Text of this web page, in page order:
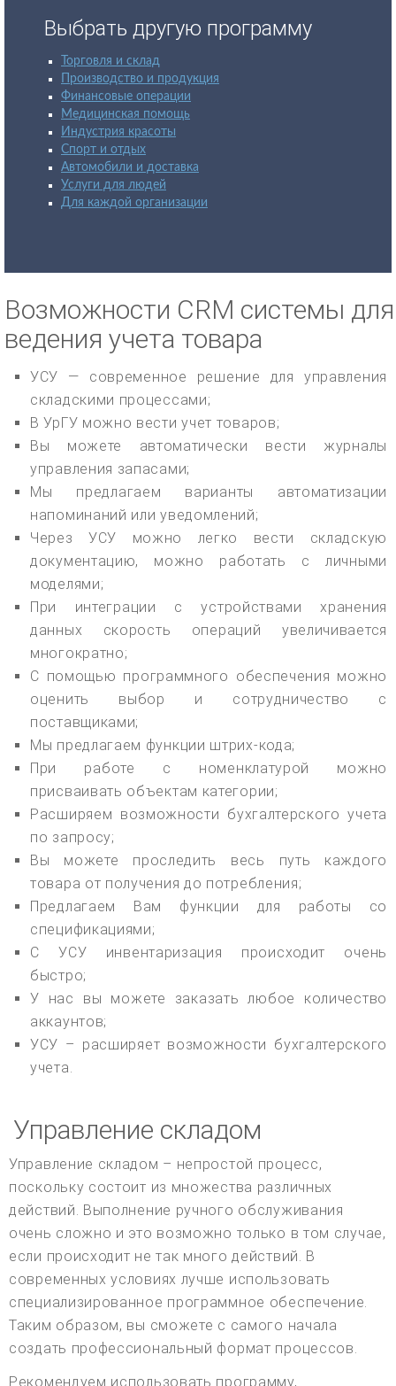
Выбрать другую программу
Торговля и склад
Производство и продукция
Финансовые операции
Медицинская помощь
Индустрия красоты
Спорт и отдых
Автомобили и доставка
Услуги для людей
Для каждой организации
Возможности CRM системы для
ведения учета товара
УСУ — современное решение для управления
складскими процессами;
В УрГУ можно вести учет товаров;
Вы можете автоматически вести журналы
управления запасами;
Мы предлагаем варианты автоматизации
напоминаний или уведомлений;
Через УСУ можно легко вести складскую
документацию, можно работать с личными
моделями;
При интеграции с устройствами хранения
данных скорость операций увеличивается
многократно;
С помощью программного обеспечения можно
оценить выбор и сотрудничество с
поставщиками;
Мы предлагаем функции штрих-кода;
При работе с номенклатурой можно
присваивать объектам категории;
Расширяем возможности бухгалтерского учета
по запросу;
Вы можете проследить весь путь каждого
товара от получения до потребления;
Предлагаем Вам функции для работы со
спецификациями;
С УСУ инвентаризация происходит очень
быстро;
У нас вы можете заказать любое количество
аккаунтов;
УСУ – расширяет возможности бухгалтерского
учета.
Управление складом
Управление складом – непростой процесс,
поскольку состоит из множества различных
действий. Выполнение ручного обслуживания
очень сложно и это возможно только в том случае,
если происходит не так много действий. В
современных условиях лучше использовать
специализированное программное обеспечение.
Таким образом, вы сможете с самого начала
создать профессиональный формат процессов.
Рекомендуем использовать программу,